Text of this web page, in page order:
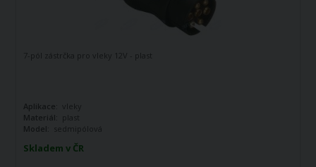
Skladem v ČR
7-pól zástrčka pro vleky 12V - plast
Aplikace:
vleky
Materiál: plast
Model:
sedmipólová